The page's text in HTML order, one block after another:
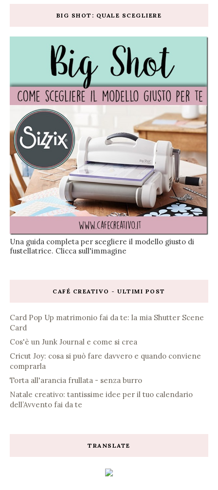
BIG SHOT: QUALE SCEGLIERE
Una guida completa per scegliere il modello giusto di
fustellatrice. Clicca sull'immagine
CAFÉ CREATIVO - ULTIMI POST
Card Pop Up matrimonio fai da te: la mia Shutter Scene
Card
Cos'è un Junk Journal e come si crea
Cricut Joy: cosa si può fare davvero e quando conviene
comprarla
Torta all'arancia frullata - senza burro
Natale creativo: tantissime idee per il tuo calendario
dell’Avvento fai da te
TRANSLATE